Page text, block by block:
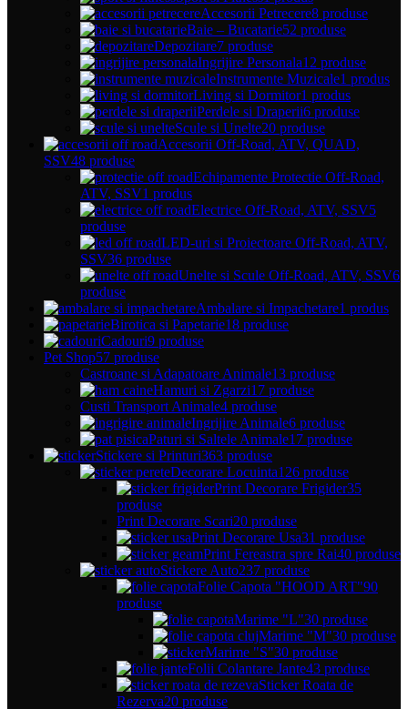
Accesorii Petrecere8 produse
Baie – Bucatarie52 produse
Depozitare7 produse
Ingrijire Personala12 produse
Instrumente Muzicale1 produs
Living si Dormitor1 produs
Perdele si Draperii6 produse
Scule si Unelte20 produse
Accesorii Off-Road, ATV, QUAD,
SSV48 produse
Echipamente Protectie Off-Road,
ATV, SSV1 produs
Electrice Off-Road, ATV, SSV5
produse
LED-uri si Proiectoare Off-Road, ATV,
SSV36 produse
Unelte si Scule Off-Road, ATV, SSV6
produse
Ambalare si Impachetare1 produs
Birotica si Papetarie18 produse
Cadouri9 produse
Pet Shop57 produse
Castroane si Adapatoare Animale13 produse
Hamuri si Zgarzi17 produse
Custi Transport Animale4 produse
Ingrijire Animale6 produse
Paturi si Saltele Animale17 produse
Stickere si Printuri363 produse
Decorare Locuinta126 produse
Print Decorare Frigider35
produse
Print Decorare Scari20 produse
Print Decorare Usa31 produse
Print Fereastra spre Rai40 produse
Stickere Auto237 produse
Folie Capota "HOOD ART"90
produse
Marime "L"30 produse
Marime "M"30 produse
Marime "S"30 produse
Folii Colantare Jante43 produse
Sticker Roata de
Rezerva20 produse